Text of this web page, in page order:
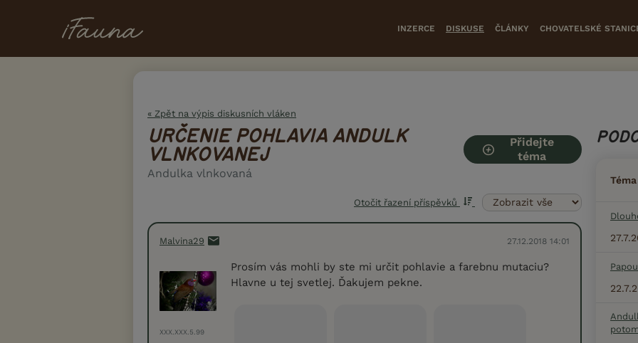
INZERCE DISKUSE ČLÁNKY CHOVATELSKÉ
« Zpět na výpis diskusních vláken
URČENIE POHLAVIA ANDULK
VLNKOVANEJ
Andulka vlnkovaná
Přidejte
téma
Otočit řazení příspěvků
Malvina29 27.12.2018 14:01
XXX.XXX.5.99
Prosím vás mohli by ste mi určit pohlavie a farebnu mutaciu?
Hlavne u tej svetlej. Ďakujem pekne.
Téma